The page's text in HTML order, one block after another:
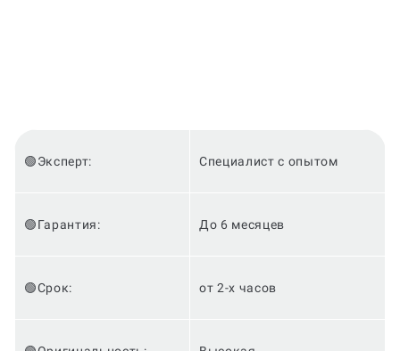
🟢Эксперт: Специалист с опытом
🟢Гарантия: До 6 месяцев
🟢Срок: от 2-х часов